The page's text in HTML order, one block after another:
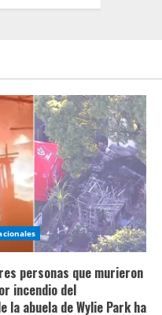
personas que murieron
incendio del
la abuela de Wylie Park ha